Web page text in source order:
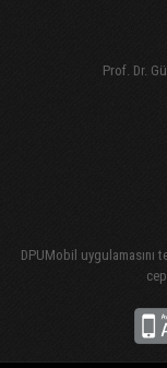
Prof. Dr.
DPUMobil uygulamasını